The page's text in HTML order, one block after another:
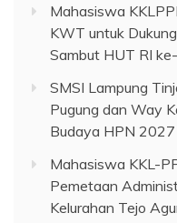
Mahasiswa
KWT untuk
Sambut HUT RI
SMSI Lampung
Pugung dan Way
Budaya HPN 2027
Mahasiswa KKL-
Pemetaan
Kelurahan Tejo